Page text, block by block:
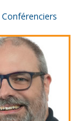
Conférenciers